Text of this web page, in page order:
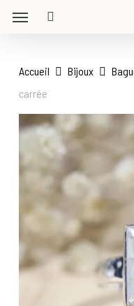
content
Menu
Accueil Bijoux
carrée